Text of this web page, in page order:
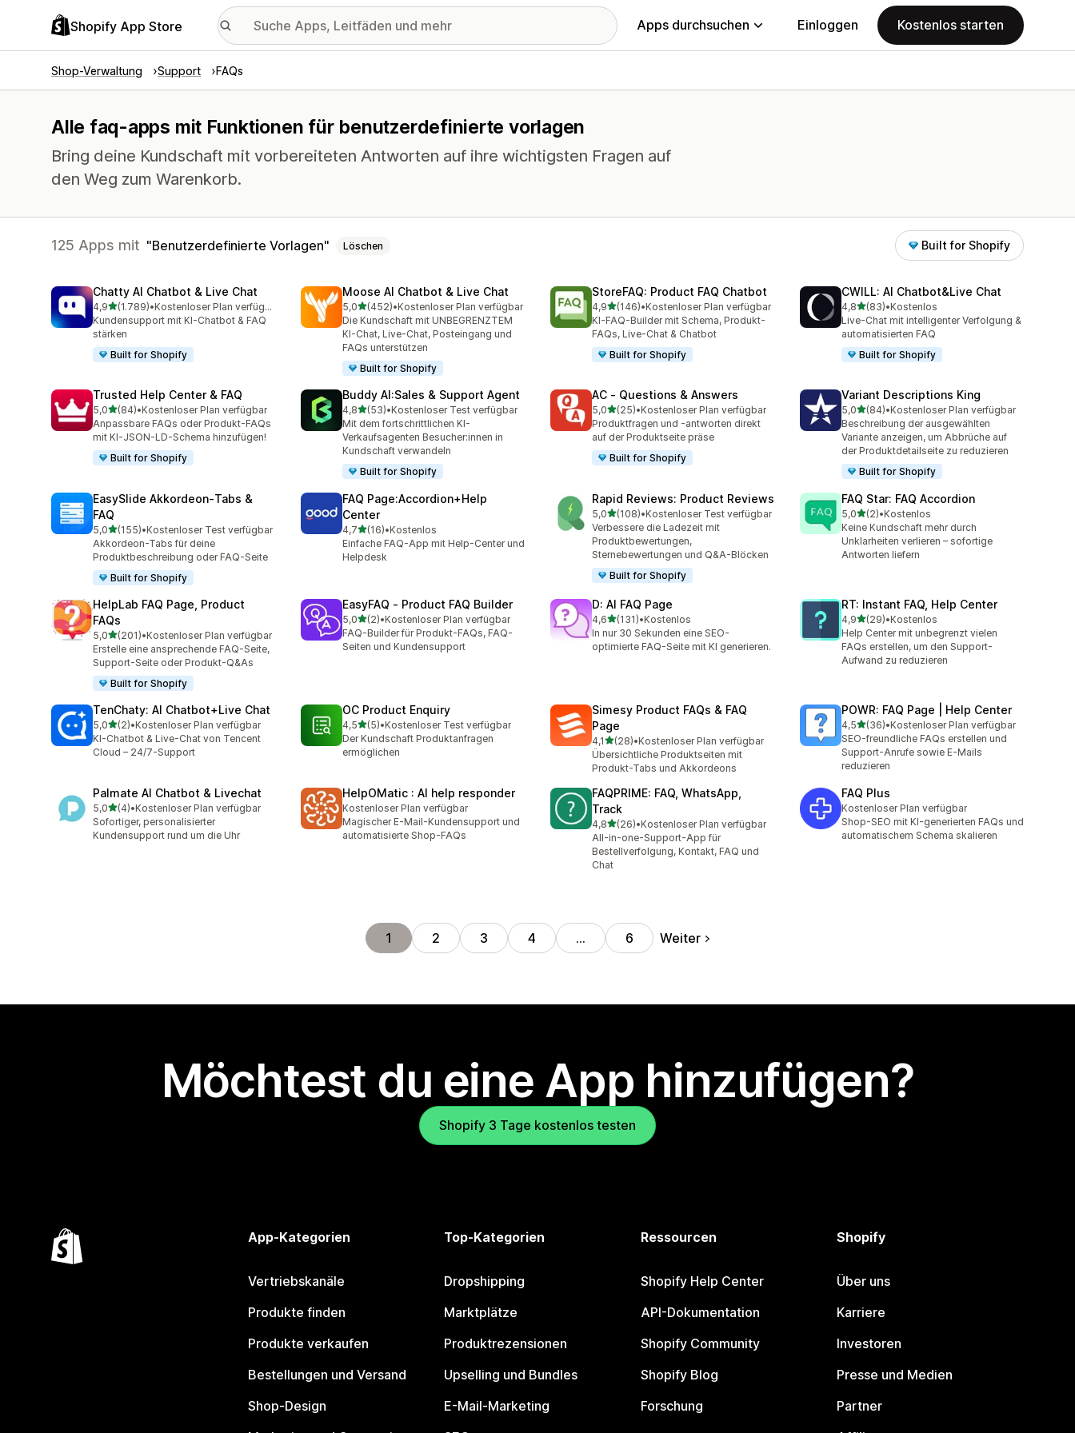
Shopify App Store Apps durchsuchen Einloggen Kostenlos starten
Shop-Verwaltung Support FAQs
Alle faq-apps mit Funktionen für benutzerdefinierte vorlagen
Bring deine Kundschaft mit vorbereiteten Antworten auf ihre wichtigsten Fragen auf
den Weg zum Warenkorb.
125 Apps mit Benutzerdefinierte Vorlagen Löschen Built for Shopify
Chatty AI Chatbot & Live Chat
4,9von 5 Sternen
(1.789)
1789 Rezensionen insgesamt
•
Kostenloser Plan verfügbar
Kundensupport mit KI-Chatbot & FAQ
stärken
Built for Shopify
Moose AI Chatbot & Live Chat
5,0von 5 Sternen
(452)
452 Rezensionen insgesamt
•Kostenloser Plan verfügbar
Die Kundschaft mit UNBEGRENZTEM
KI-Chat, Live-Chat, Posteingang und
FAQs unterstützen
Built for Shopify
StoreFAQ: Product FAQ Chatbot
4,9von 5 Sternen
(146)
146 Rezensionen insgesamt
•Kostenloser Plan verfügbar
KI-FAQ-Builder mit Schema, Produkt-
FAQs, Live-Chat & Chatbot
Built for Shopify
CWILL: AI Chatbot&Live Chat
4,8von 5 Sternen
(83)
83 Rezensionen insgesamt
•Kostenlos
Live-Chat mit intelligenter Verfolgung &
automatisierten FAQ
Built for Shopify
Trusted Help Center & FAQ
5,0von 5 Sternen
(84)
84 Rezensionen insgesamt
•Kostenloser Plan verfügbar
Anpassbare FAQs oder Produkt-FAQs
mit KI-JSON-LD-Schema hinzufügen!
Built for Shopify
Buddy AI:Sales & Support Agent
4,8von 5 Sternen
(53)
53 Rezensionen insgesamt
•Kostenloser Test verfügbar
Mit dem fortschrittlichen KI-
Verkaufsagenten Besucher:innen in
Kundschaft verwandeln
Built for Shopify
AC ‑ Questions & Answers
5,0von 5 Sternen
(25)
25 Rezensionen insgesamt
•Kostenloser Plan verfügbar
Produktfragen und -antworten direkt
auf der Produktseite präse
Built for Shopify
Variant Descriptions King
5,0von 5 Sternen
(84)
84 Rezensionen insgesamt
•Kostenloser Plan verfügbar
Beschreibung der ausgewählten
Variante anzeigen, um Abbrüche auf
der Produktdetailseite zu reduzieren
Built for Shopify
EasySlide Akkordeon‑Tabs &
FAQ
5,0von 5 Sternen
(155)
155 Rezensionen insgesamt
•Kostenloser Test verfügbar
Akkordeon-Tabs für deine
Produktbeschreibung oder FAQ-Seite
Built for Shopify
FAQ Page:Accordion+Help
Center
4,7von 5 Sternen
(16)
16 Rezensionen insgesamt
•Kostenlos
Einfache FAQ-App mit Help-Center und
Helpdesk
Rapid Reviews: Product Reviews
5,0von 5 Sternen
(108)
108 Rezensionen insgesamt
•Kostenloser Test verfügbar
Verbessere die Ladezeit mit
Produktbewertungen,
Sternebewertungen und Q&A-Blöcken
Built for Shopify
FAQ Star: FAQ Accordion
5,0von 5 Sternen
(2)
2 Rezensionen insgesamt
•Kostenlos
Keine Kundschaft mehr durch
Unklarheiten verlieren – sofortige
Antworten liefern
HelpLab FAQ Page, Product
FAQs
5,0von 5 Sternen
(201)
201 Rezensionen insgesamt
•Kostenloser Plan verfügbar
Erstelle eine ansprechende FAQ-Seite,
Support-Seite oder Produkt-Q&As
Built for Shopify
EasyFAQ ‑ Product FAQ Builder
5,0von 5 Sternen
(2)
2 Rezensionen insgesamt
•Kostenloser Plan verfügbar
FAQ-Builder für Produkt-FAQs, FAQ-
Seiten und Kundensupport
D: AI FAQ Page
4,6von 5 Sternen
(131)
131 Rezensionen insgesamt
•Kostenlos
In nur 30 Sekunden eine SEO-
optimierte FAQ-Seite mit KI generieren.
RT: Instant FAQ, Help Center
4,9von 5 Sternen
(29)
29 Rezensionen insgesamt
•Kostenlos
Help Center mit unbegrenzt vielen
FAQs erstellen, um den Support-
Aufwand zu reduzieren
TenChaty: AI Chatbot+Live Chat
5,0von 5 Sternen
(2)
2 Rezensionen insgesamt
•Kostenloser Plan verfügbar
KI-Chatbot & Live-Chat von Tencent
Cloud – 24/7-Support
OC Product Enquiry
4,5von 5 Sternen
(5)
5 Rezensionen insgesamt
•Kostenloser Test verfügbar
Der Kundschaft Produktanfragen
ermöglichen
Simesy Product FAQs & FAQ
Page
4,1von 5 Sternen
(28)
28 Rezensionen insgesamt
•Kostenloser Plan verfügbar
Übersichtliche Produktseiten mit
Produkt-Tabs und Akkordeons
POWR: FAQ Page | Help Center
4,5von 5 Sternen
(36)
36 Rezensionen insgesamt
•Kostenloser Plan verfügbar
SEO-freundliche FAQs erstellen und
Support-Anrufe sowie E-Mails
reduzieren
Palmate AI Chatbot & Livechat
5,0von 5 Sternen
(4)
4 Rezensionen insgesamt
•Kostenloser Plan verfügbar
Sofortiger, personalisierter
Kundensupport rund um die Uhr
HelpOMatic : AI help responder
Kostenloser Plan verfügbar
Magischer E-Mail-Kundensupport und
automatisierte Shop-FAQs
FAQPRIME: FAQ, WhatsApp,
Track
4,8von 5 Sternen
(26)
26 Rezensionen insgesamt
•Kostenloser Plan verfügbar
All-in-one-Support-App für
Bestellverfolgung, Kontakt, FAQ und
Chat
FAQ Plus
Kostenloser Plan verfügbar
Shop-SEO mit KI-generierten FAQs und
automatischem Schema skalieren
1 2 3 4 … 6 Weiter
Möchtest du eine App hinzufügen?
Shopify 3 Tage kostenlos testen
App-Kategorien
Vertriebskanäle
Produkte finden
Produkte verkaufen
Bestellungen und Versand
Shop-Design
Top-Kategorien
Dropshipping
Marktplätze
Produktrezensionen
Upselling und Bundles
E-Mail-Marketing
Ressourcen
Shopify Help Center
API-Dokumentation
Shopify Community
Shopify Blog
Forschung
Shopify
Über uns
Karriere
Investoren
Presse und Medien
Partner